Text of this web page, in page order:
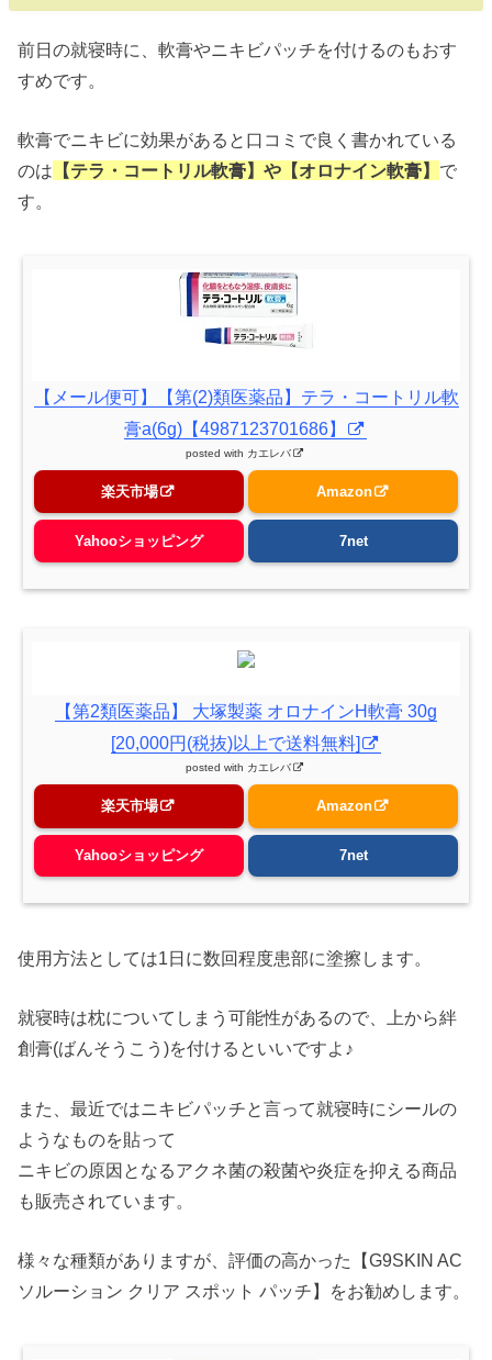
前日の就寝時に、軟膏やニキビパッチを付けるのもおす
すめです。
軟膏でニキビに効果があると口コミで良く書かれている
のは 【テラ・コートリル軟膏】や【オロナイン軟膏】 で
す。
【メール便可】【第(2)類医薬品】テラ・コートリル軟
膏a(6g)【4987123701686】
posted with カエレバ
楽天市場 Amazon
Yahooショッピング 7net
【第2類医薬品】 大塚製薬 オロナインH軟膏 30g
[20,000円(税抜)以上で送料無料]
posted with カエレバ
楽天市場 Amazon
Yahooショッピング 7net
使用方法としては1日に数回程度患部に塗擦します。
就寝時は枕についてしまう可能性があるので、上から絆
創膏(ばんそうこう)を付けるといいですよ♪
また、最近ではニキビパッチと言って就寝時にシールの
ようなものを貼って
ニキビの原因となるアクネ菌の殺菌や炎症を抑える商品
も販売されています。
様々な種類がありますが、評価の高かった【G9SKIN AC
ソルーション クリア スポット パッチ】をお勧めします。